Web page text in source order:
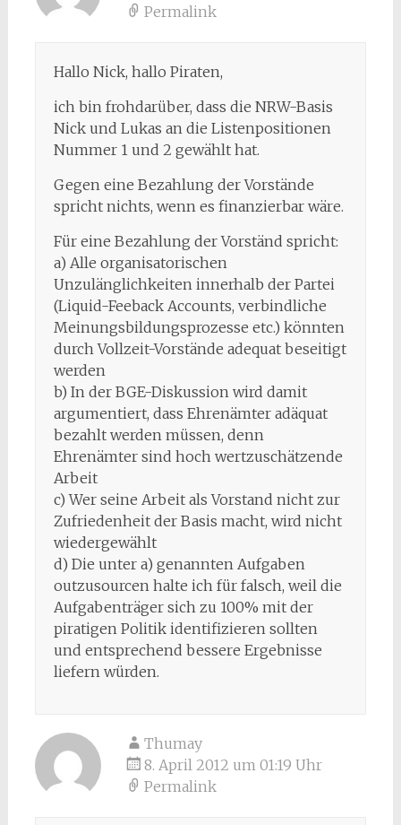
Permalink
Hallo Nick, hallo Piraten,
ich bin frohdarüber, dass die NRW-Basis
Nick und Lukas an die Listenpositionen
Nummer 1 und 2 gewählt hat.
Gegen eine Bezahlung der Vorstände
spricht nichts, wenn es finanzierbar wäre.
Für eine Bezahlung der Vorständ spricht:
a) Alle organisatorischen
Unzulänglichkeiten innerhalb der Partei
(Liquid-Feeback Accounts, verbindliche
Meinungsbildungsprozesse etc.) könnten
durch Vollzeit-Vorstände adequat beseitigt
werden
b) In der BGE-Diskussion wird damit
argumentiert, dass Ehrenämter adäquat
bezahlt werden müssen, denn
Ehrenämter sind hoch wertzuschätzende
Arbeit
c) Wer seine Arbeit als Vorstand nicht zur
Zufriedenheit der Basis macht, wird nicht
wiedergewählt
d) Die unter a) genannten Aufgaben
outzusourcen halte ich für falsch, weil die
Aufgabenträger sich zu 100% mit der
piratigen Politik identifizieren sollten
und entsprechend bessere Ergebnisse
liefern würden.
Thumay
8. April 2012 um 01:19 Uhr
Permalink